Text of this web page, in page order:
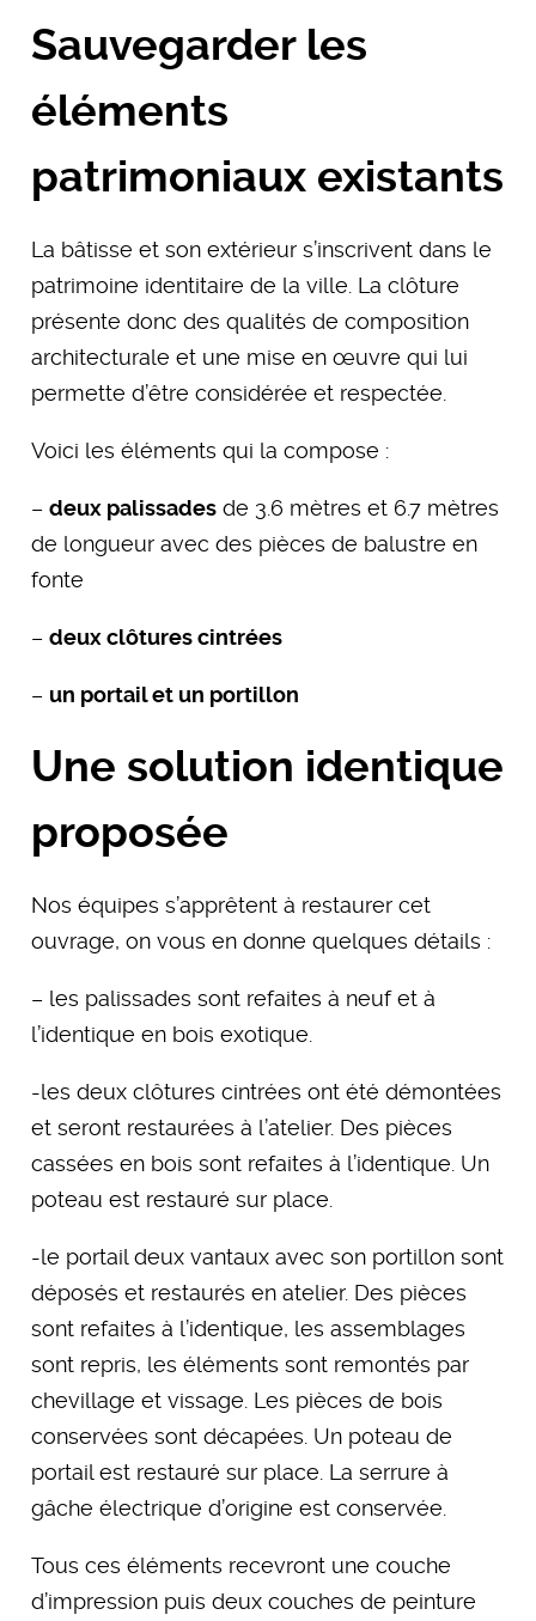
Sauvegarder les
éléments
patrimoniaux existants
La bâtisse et son extérieur s’inscrivent dans le
patrimoine identitaire de la ville. La clôture
présente donc des qualités de composition
architecturale et une mise en œuvre qui lui
permette d’être considérée et respectée.
Voici les éléments qui la compose :
–deux palissades de 3.6 mètres et 6.7 mètres
de longueur avec des pièces de balustre en
fonte
–deux clôtures cintrées
– un portail et un portillon
Une solution identique
proposée
Nos équipes s’apprêtent à restaurer cet
ouvrage, on vous en donne quelques détails :
– les palissades sont refaites à neuf et à
l’identique en bois exotique.
-les deux clôtures cintrées ont été démontées
et seront restaurées à l’atelier. Des pièces
cassées en bois sont refaites à l’identique. Un
poteau est restauré sur place.
-le portail deux vantaux avec son portillon sont
déposés et restaurés en atelier. Des pièces
sont refaites à l’identique, les assemblages
sont repris, les éléments sont remontés par
chevillage et vissage. Les pièces de bois
conservées sont décapées. Un poteau de
portail est restauré sur place. La serrure à
gâche électrique d’origine est conservée.
Tous ces éléments recevront une couche
d’impression puis deux couches de peinture